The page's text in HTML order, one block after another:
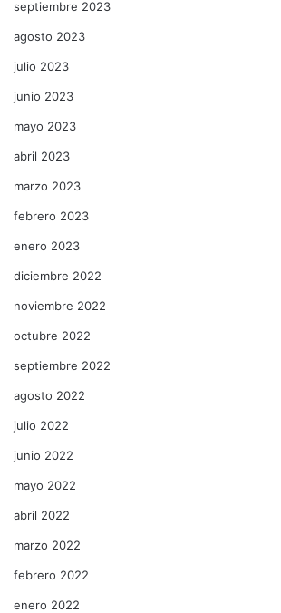
septiembre 2023
agosto 2023
julio 2023
junio 2023
mayo 2023
abril 2023
marzo 2023
febrero 2023
enero 2023
diciembre 2022
noviembre 2022
octubre 2022
septiembre 2022
agosto 2022
julio 2022
junio 2022
mayo 2022
abril 2022
marzo 2022
febrero 2022
enero 2022